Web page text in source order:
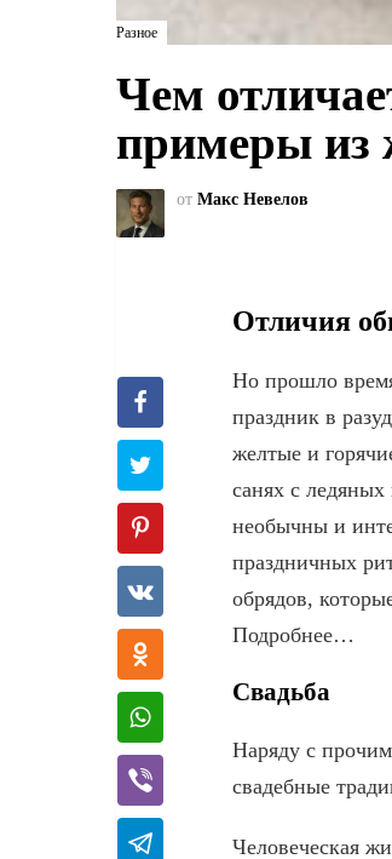
Разное
Чем
примеры из
от Макс Невелов
Отличия
Но прошло
праздник в
желтые и
санях с
необычны и
праздничных
обрядов,
Подробнее…
Свадьба
Наряду с
свадебные
Человеческая